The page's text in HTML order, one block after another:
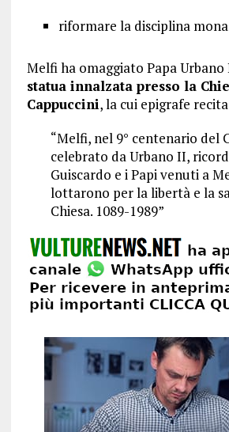
riformare la disciplina
Melfi ha omaggiato Papa
statua innalzata presso la
Cappuccini, la cui epigrafe
“Melfi, nel 9° centenario del
celebrato da Urbano II,
Guiscardo e i Papi venuti a
lottarono per la libertà e la
Chiesa. 1089-1989”